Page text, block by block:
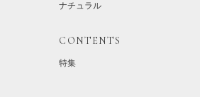
ナチュラル
CONTENTS
特集